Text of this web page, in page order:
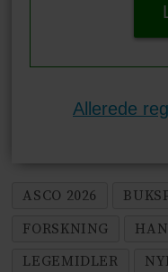
Allerede
ASCO 2026
FORSKNING
LEGEMIDLER